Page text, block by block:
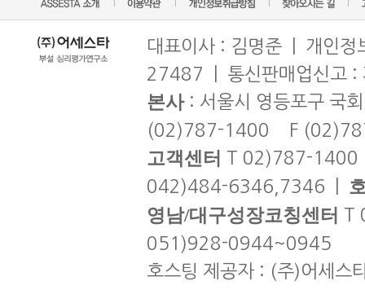
대표이사 : 김명준 | 개인
27487 | 통신판매업신고
본사: 서울시 영등포구 국
(02)787-1400 F
고객센터 T 02)787-
042)484-6346,7346 |
영남/대구성장코칭센터 T
051)928-0944~0945
호스팅 제공자 : (주)어세